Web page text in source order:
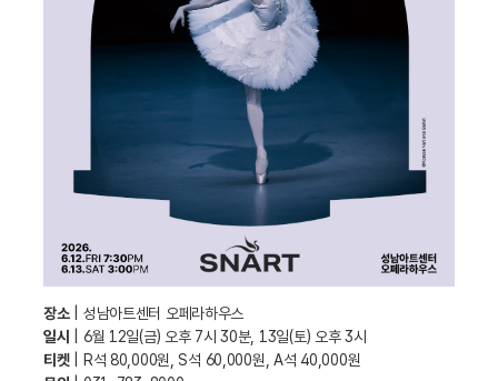
장소
| 성남아트센터 오페라하우스
일시
| 6월 12일(금) 오후 7시 30분, 13일(토) 오후 3시
티켓
| R석 80,000원, S석 60,000원, A석 40,000원